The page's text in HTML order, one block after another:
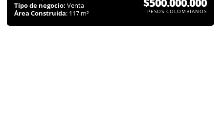
Tipo de negocio: Venta
Área Construida: 117 m² PESOS COLOMBIANOS